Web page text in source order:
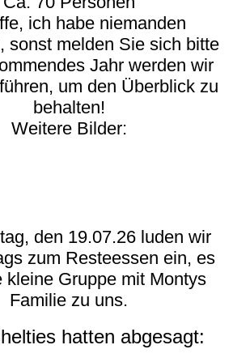
ich habe niemanden
sonst melden Sie sich bitte
Jahr werden wir
um den Überblick zu
behalten!
Weitere Bilder:
den 19.07.26 luden wir
zum Resteessen ein, es
kleine Gruppe mit Montys
Familie zu uns.
hatten abgesagt: